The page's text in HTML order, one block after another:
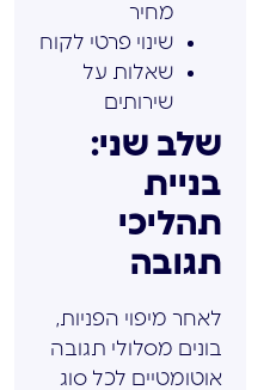
מחיר
שינוי פרטי לקוח
שאלות על
שירותים
שלב שני:
בניית
תהליכי
תגובה
לאחר מיפוי הפניות,
בונים מסלולי תגובה
אוטומטיים לכל סוג